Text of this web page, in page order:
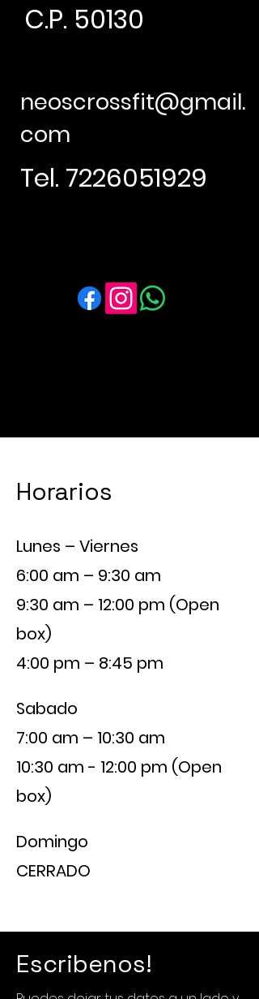
C.P. 50130
neoscrossfit@gmail.
com
Tel. 7226051929
Horarios
Lunes – Viernes
6:00 am – 9:30 am
9:30 am – 12:00 pm (Open
box)
4:00 pm – 8:45 pm
Sabado
7:00 am – 10:30 am
10:30 am - 12:00 pm (Open
box)
Domingo
CERRADO
Escribenos!